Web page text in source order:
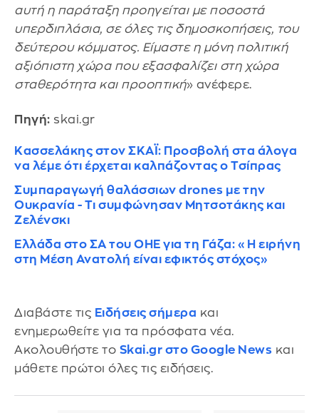
αυτή η παράταξη προηγείται με ποσοστά
υπερδιπλάσια, σε όλες τις δημοσκοπήσεις, του
δεύτερου κόμματος. Είμαστε η μόνη πολιτική
αξιόπιστη χώρα που εξασφαλίζει στη χώρα
σταθερότητα και προοπτική» ανέφερε.
Πηγή: skai.gr
Κασσελάκης στον ΣΚΑΪ: Προσβολή στα άλογα
να λέμε ότι έρχεται καλπάζοντας ο Τσίπρας
Συμπαραγωγή θαλάσσιων drones με την
Ουκρανία - Τι συμφώνησαν Μητσοτάκης και
Ζελένσκι
Ελλάδα στο ΣΑ του ΟΗΕ για τη Γάζα: «Η ειρήνη
στη Μέση Ανατολή είναι εφικτός στόχος»
Διαβάστε τις Ειδήσεις σήμερα και
ενημερωθείτε για τα πρόσφατα νέα.
Ακολουθήστε το Skai.gr στο Google News και
μάθετε πρώτοι όλες τις ειδήσεις.